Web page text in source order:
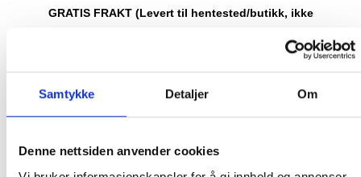
Samtykke Detaljer Om
Denne nettsiden anvender cookies
GRATIS FRAKT (Levert til hentested/butikk, ikke
GRATIS FRAKT PÅ ORDRE OVER 1500 KR SOM KAN SENDES
35 kg / 105 x 40 x 40 cm
MED POSTNORD. (BOBLEBAD, LOKK , GRILL, PIZZAOVN OSV.) TA